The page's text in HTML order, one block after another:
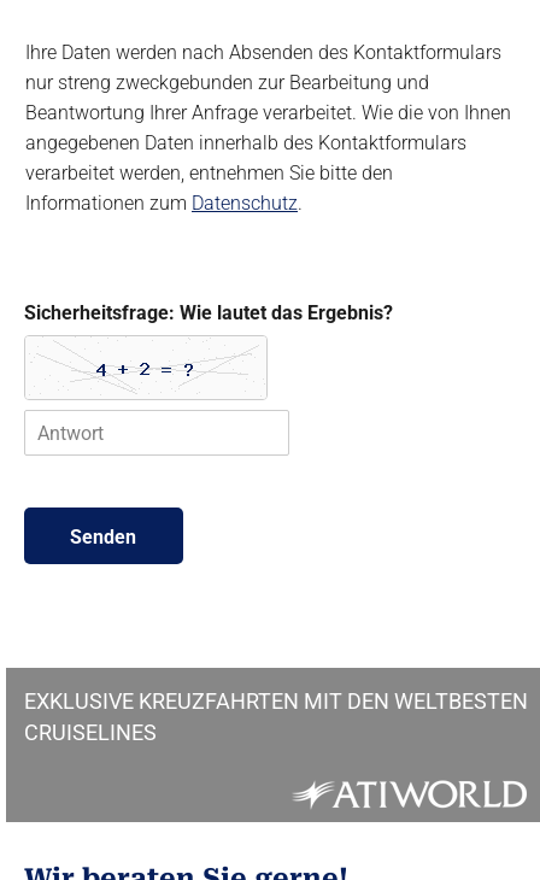
u
n
d
u
t
z
d
e
r
a
Ihre Daten werden nach Absenden des Kontaktformulars
nur streng zweckgebunden zur Bearbeitung und
Beantwortung Ihrer Anfrage verarbeitet. Wie die von Ihnen
angegebenen Daten innerhalb des Kontaktformulars
verarbeitet werden, entnehmen Sie bitte den
Informationen zum Datenschutz.
Sicherheitsfrage: Wie lautet das Ergebnis?
Senden
EXKLUSIVE KREUZFAHRTEN MIT DEN WELTBESTEN
CRUISELINES